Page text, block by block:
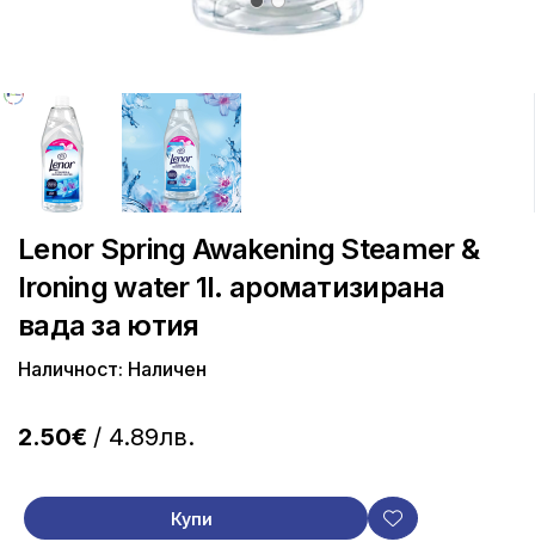
Lenor Spring Awakening Steamer &
Ironing water 1l. ароматизирана
вада за ютия
Наличност: Наличен
2.50€ / 4.89лв.
Купи